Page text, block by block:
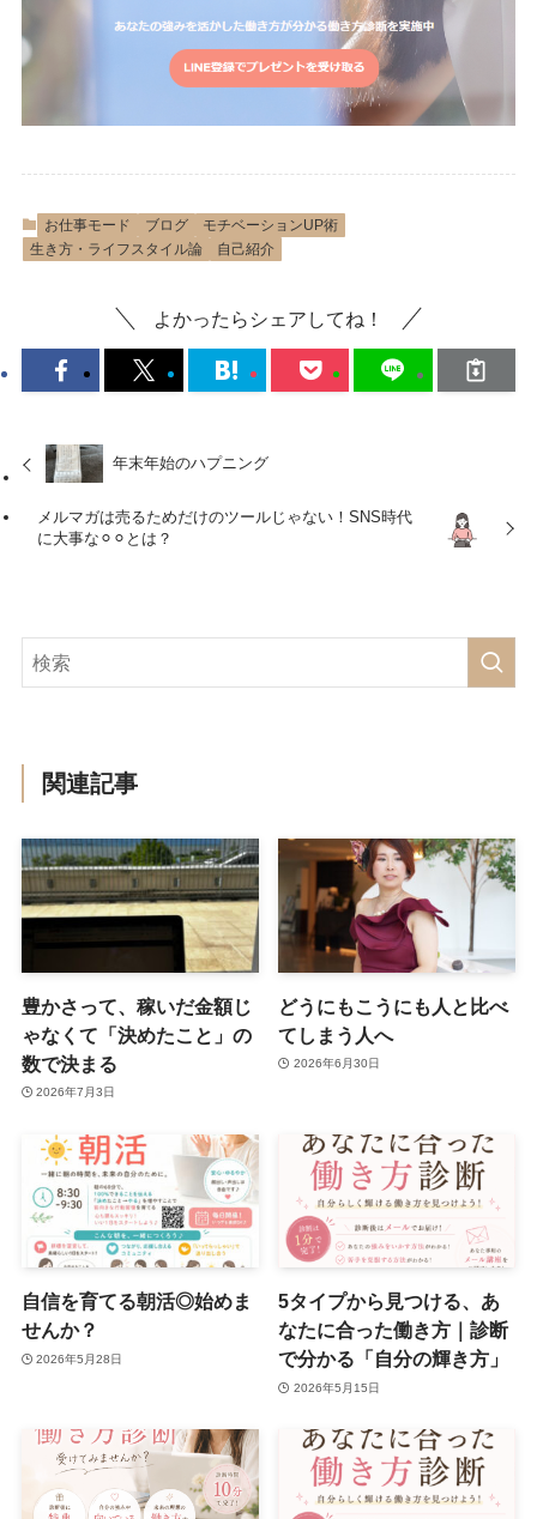
お仕事モード ブログ
モチベーションUP術
生き方・ライフスタイル論
自己紹介
よかったらシェアしてね！
年末年始のハプニング
メルマガは売るためだけのツールじゃない！SNS時代
に大事な⚪︎⚪︎とは？
関連記事
豊かさって、稼いだ金額じ
ゃなくて「決めたこと」の
数で決まる
2026年7月3日
どうにもこうにも人と比べ
てしまう人へ
2026年6月30日
自信を育てる朝活◎始めま
せんか？
2026年5月28日
5タイプから見つける、あ
なたに合った働き方｜診断
で分かる「自分の輝き方」
2026年5月15日